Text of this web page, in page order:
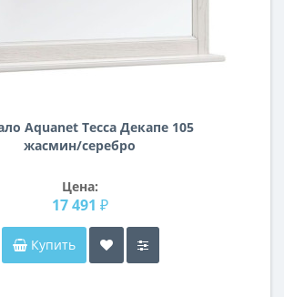
Aquanet Тесса Декапе 105
жасмин/серебро
Цена:
17 491 ₽
Купить